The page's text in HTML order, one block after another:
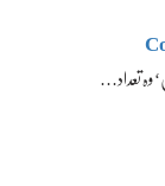
وہ تعداد…